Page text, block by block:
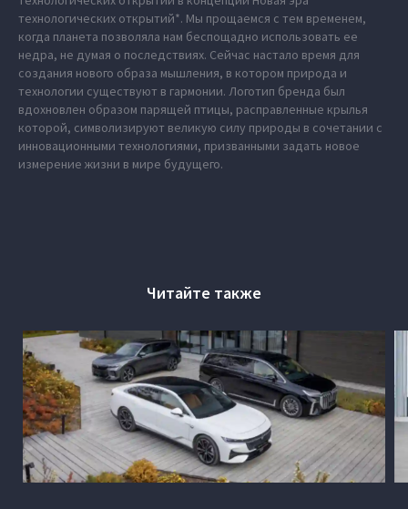
технологических открытий*. Мы прощаемся с тем временем,
когда планета позволяла нам беспощадно использовать ее
недра, не думая о последствиях. Сейчас настало время для
создания нового образа мышления, в котором природа и
технологии существуют в гармонии. Логотип бренда был
вдохновлен образом парящей птицы, расправленные крылья
которой, символизируют великую силу природы в сочетании с
инновационными технологиями, призванными задать новое
измерение жизни в мире будущего.
Читайте также